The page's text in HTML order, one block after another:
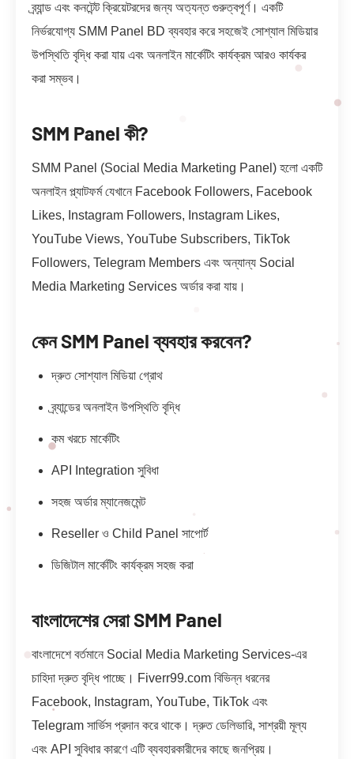
ব্র্যান্ড এবং কনটেন্ট ক্রিয়েটরদের জন্য অত্যন্ত গুরুত্বপূর্ণ। একটি
নির্ভরযোগ্য SMM Panel BD ব্যবহার করে সহজেই সোশ্যাল মিডিয়ার
উপস্থিতি বৃদ্ধি করা যায় এবং অনলাইন মার্কেটিং কার্যক্রম আরও কার্যকর
করা সম্ভব।
SMM Panel কী?
SMM Panel (Social Media Marketing Panel) হলো একটি
অনলাইন প্ল্যাটফর্ম যেখানে Facebook Followers, Facebook
Likes, Instagram Followers, Instagram Likes,
YouTube Views, YouTube Subscribers, TikTok
Followers, Telegram Members এবং অন্যান্য Social
Media Marketing Services অর্ডার করা যায়।
কেন SMM Panel ব্যবহার করবেন?
দ্রুত সোশ্যাল মিডিয়া গ্রোথ
ব্র্যান্ডের অনলাইন উপস্থিতি বৃদ্ধি
কম খরচে মার্কেটিং
API Integration সুবিধা
সহজ অর্ডার ম্যানেজমেন্ট
Reseller ও Child Panel সাপোর্ট
ডিজিটাল মার্কেটিং কার্যক্রম সহজ করা
বাংলাদেশের সেরা SMM Panel
বাংলাদেশে বর্তমানে Social Media Marketing Services-এর
চাহিদা দ্রুত বৃদ্ধি পাচ্ছে। Fiverr99.com বিভিন্ন ধরনের
Facebook, Instagram, YouTube, TikTok এবং
Telegram সার্ভিস প্রদান করে থাকে। দ্রুত ডেলিভারি, সাশ্রয়ী মূল্য
এবং API সুবিধার কারণে এটি ব্যবহারকারীদের কাছে জনপ্রিয়।